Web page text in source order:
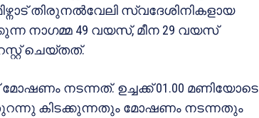
തിരുനൽവേലി സ്വദേശിനികളായ
നാഗമ്മ 49 വയസ്, മീന 29 വയസ്
ചെയ്തത്.
നടന്നത്. ഉച്ചക്ക് 01.00 മണിയോടെ
തുറന്നു കിടക്കുന്നതും മോഷണം നടന്നതും